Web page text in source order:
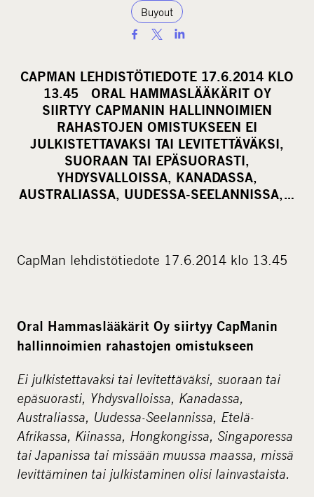
Buyout
a
e
o
n
s
o
c
l
i
a
CAPMAN LEHDISTÖTIEDOTE 17.6.2014 KLO
13.45 ORAL HAMMASLÄÄKÄRIT OY
SIIRTYY CAPMANIN HALLINNOIMIEN
RAHASTOJEN OMISTUKSEEN EI
JULKISTETTAVAKSI TAI LEVITETTÄVÄKSI,
SUORAAN TAI EPÄSUORASTI,
YHDYSVALLOISSA, KANADASSA,
AUSTRALIASSA, UUDESSA-SEELANNISSA,…
CapMan lehdistötiedote 17.6.2014 klo 13.45
Oral Hammaslääkärit Oy siirtyy CapManin
hallinnoimien rahastojen omistukseen
Ei julkistettavaksi tai levitettäväksi, suoraan tai
epäsuorasti, Yhdysvalloissa, Kanadassa,
Australiassa, Uudessa-Seelannissa, Etelä-
Afrikassa, Kiinassa, Hongkongissa, Singaporessa
tai Japanissa tai missään muussa maassa, missä
levittäminen tai julkistaminen olisi lainvastaista.